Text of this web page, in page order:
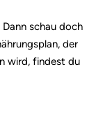
schau doch
der
wird, findest du